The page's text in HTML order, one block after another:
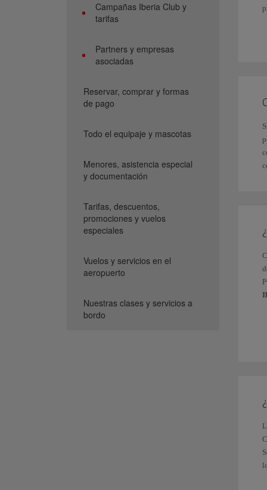
Campañas Iberia Club y
tarifas
Partners y empresas
asociadas
Reservar, comprar y formas
de pago
Todo el equipaje y mascotas
Menores, asistencia especial
y documentación
Tarifas, descuentos,
promociones y vuelos
especiales
Vuelos y servicios en el
aeropuerto
Nuestras clases y servicios a
bordo